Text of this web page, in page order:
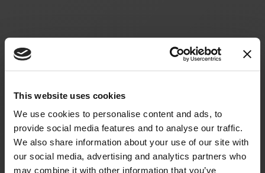
This website uses cookies
We use cookies to personalise content and ads, to
provide social media features and to analyse our traffic.
We also share information about your use of our site with
our social media, advertising and analytics partners who
may combine it with other information that you’ve